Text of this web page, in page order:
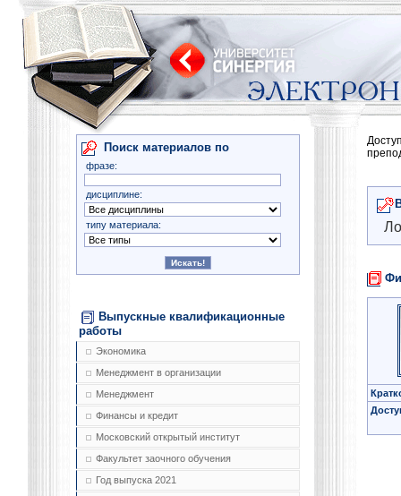
Поиск материалов по
фразе:
дисциплине:
типу материала:
Выпускные квалификационные
работы
Экономика
Менеджмент в организации
Менеджмент
Финансы и кредит
Московский открытый институт
Факультет заочного обучения
Год выпуска 2021